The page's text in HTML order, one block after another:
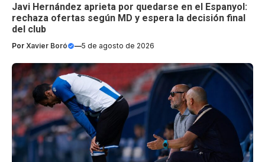
Javi Hernández aprieta por quedarse en el Espanyol:
rechaza ofertas según MD y espera la decisión final
del club
Por Xavier Boró —5 de agosto de 2026